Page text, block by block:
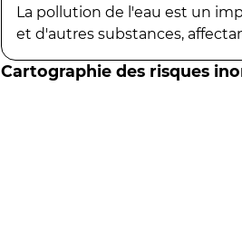
La pollution de l'eau est un
et d'autres substances,
Cartographie des risques